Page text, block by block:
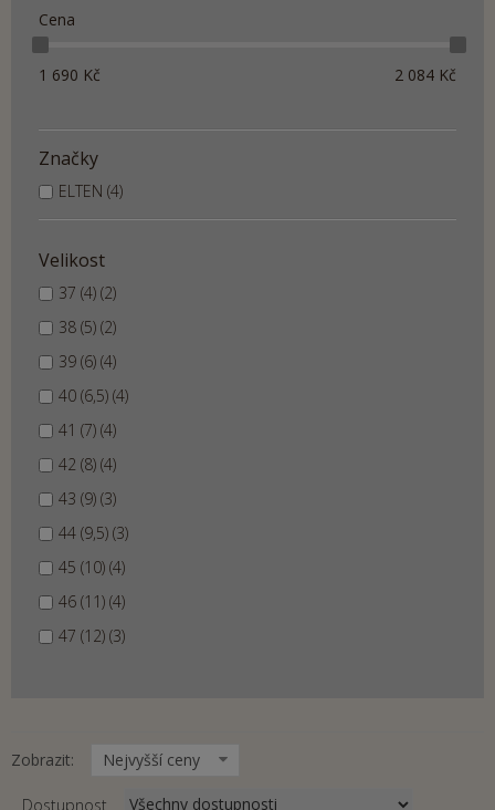
Cena
1 690 Kč 2 084 Kč
Značky
ELTEN (4)
Velikost
37 (4) (2)
38 (5) (2)
39 (6) (4)
40 (6,5) (4)
41 (7) (4)
42 (8) (4)
43 (9) (3)
44 (9,5) (3)
45 (10) (4)
46 (11) (4)
47 (12) (3)
Zobrazit: Nejvyšší ceny
Dostupnost